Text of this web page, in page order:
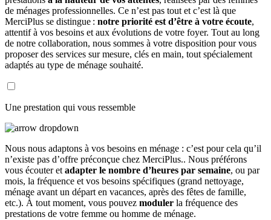
de ménages professionnelles. Ce n’est pas tout et c’est là que
MerciPlus se distingue : notre priorité est d’être à votre écoute,
attentif à vos besoins et aux évolutions de votre foyer. Tout au long
de notre collaboration, nous sommes à votre disposition pour vous
proposer des services sur mesure, clés en main, tout spécialement
adaptés au type de ménage souhaité.
Une prestation qui vous ressemble
Nous nous adaptons à vos besoins en ménage : c’est pour cela qu’il
n’existe pas d’offre préconçue chez MerciPlus.. Nous préférons
vous écouter et adapter le nombre d’heures par semaine, ou par
mois, la fréquence et vos besoins spécifiques (grand nettoyage,
ménage avant un départ en vacances, après des fêtes de famille,
etc.). À tout moment, vous pouvez moduler la fréquence des
prestations de votre femme ou homme de ménage.